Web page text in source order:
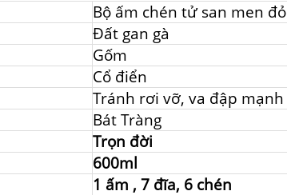
Bộ ấm chén tử san men đỏ
Đất gan gà
Gốm
Cổ điển
Tránh rơi vỡ, va đập mạnh
Bát Tràng
Trọn đời
600ml
1 ấm , 7 đĩa, 6 chén